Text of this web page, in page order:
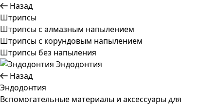
Назад
Штрипсы
Штрипсы c алмазным напылением
Штрипсы c корундовым напылением
Штрипсы без напыления
Эндодонтия
Назад
Эндодонтия
Вспомогательные материалы и аксессуары для